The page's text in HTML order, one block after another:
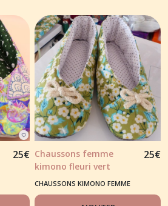
25€ Chaussons femme
kimono fleuri vert
japonais
25€
CHAUSSONS KIMONO FEMME